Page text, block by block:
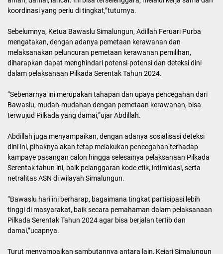
bentuk potensi-potensi kerawanan yang ada di masyarakat.
pemetaan kerawanan pemilihan bagi masyarakat hingga ke tingkat
nagori dan kecamatan, Plt Bupati berharap agar menjunjung
mindset ‘kita’, kita kemarin, kita sekarang, kita di masa depan
dalam pesta demokrasi, dan menjaga kerukunan.
menjaga kerukunan dan persatuan dalam menghadapi pesta
demokrasi ini, serta masyarakat dihimbau untuk aktif berperan
dalam mengawasi jalannya Pilkada.
“Pemerintah daerah mendukung dan mendorong untuk
mensukseskan Pesta demokrasi ini, serta harapan kami, tentunya
suasana dalam pelaksanaan Pilkada Serentak Tahun 2024 dapat
aman, damai, lancar. Ini bisa terselenggara, melalui kerja sama dan
koordinasi yang perlu di tingkat,”tuturnya.
Sebelumnya, Ketua Bawaslu Simalungun, Adillah Feruari Purba
mengatakan, dengan adanya pemetaan kerawanan dan
melaksanakan peluncuran pemetaan kerawanan pemilihan,
diharapkan dapat menghindari potensi-potensi dan deteksi dini